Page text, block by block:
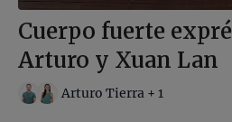
Cuerpo fuerte
Arturo y Xuan Lan
Arturo Tierra + 1